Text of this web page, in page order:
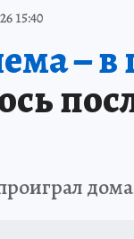
РОССИЯ
15:40
– в